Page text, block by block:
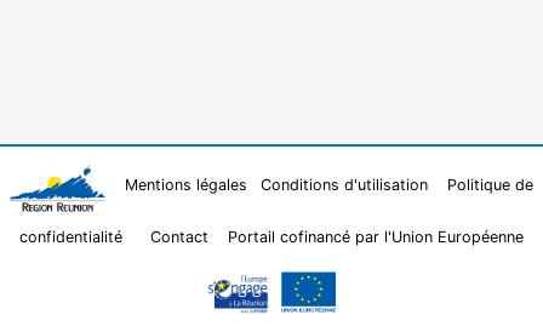
Mentions légales Conditions d'utilisation Politique de
confidentialité Contact Portail cofinancé par l'Union Européenne